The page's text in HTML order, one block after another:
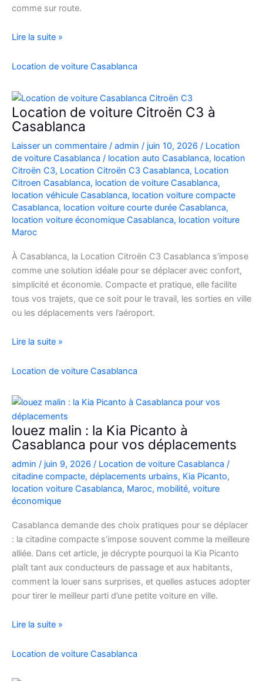
comme sur route.
Location
208
Diesel
à
Casablanca
Louer
Facilement
Lire la suite »
Location de voiture Casablanca
Location de voiture Citroën C3 à
Casablanca
Laisser un commentaire / admin / juin 10, 2026 / Location
de voiture Casablanca / location auto Casablanca, location
Citroën C3, Location Citroën C3 Casablanca, Location
Citroen Casablanca, location de voiture Casablanca,
location véhicule Casablanca, location voiture compacte
Casablanca, location voiture courte durée Casablanca,
location voiture économique Casablanca, location voiture
Maroc
À Casablanca, la Location Citroën C3 Casablanca s’impose
comme une solution idéale pour se déplacer avec confort,
simplicité et économie. Compacte et pratique, elle facilite
tous vos trajets, que ce soit pour le travail, les sorties en ville
ou les déplacements vers l’aéroport.
Location
voiture
C3
à
Casablanca
Lire la suite »
Location de voiture Casablanca
louez malin : la Kia Picanto à
Casablanca pour vos déplacements
admin / juin 9, 2026 / Location de voiture Casablanca /
citadine compacte, déplacements urbains, Kia Picanto,
location voiture Casablanca, Maroc, mobilité, voiture
économique
Casablanca demande des choix pratiques pour se déplacer
: la citadine compacte s’impose souvent comme la meilleure
alliée. Dans cet article, je décrypte pourquoi la Kia Picanto
plaît tant aux conducteurs de passage et aux habitants,
comment la louer sans surprises, et quelles astuces adopter
pour tirer le meilleur parti d’une petite voiture en ville.
louez
:
Lire la suite »
Location de voiture Casablanca